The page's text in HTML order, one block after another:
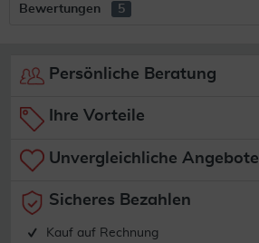
Bewertungen 5
Persönliche Beratung
Ihre Vorteile
Unvergleichliche Angebote
Sicheres Bezahlen
Kauf auf Rechnung